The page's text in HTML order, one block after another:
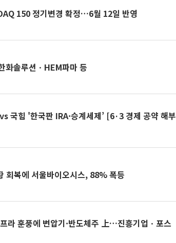
150 정기변경 확정…6월 12일 반영
화솔루션ㆍHEM파마 등
국힘 '한국판 IRA·승계세제’ [6·3 경제 공약 해부
회복에 서울바이오시스, 88% 폭등
라 훈풍에 변압기·반도체주 上…진흥기업ㆍ포스